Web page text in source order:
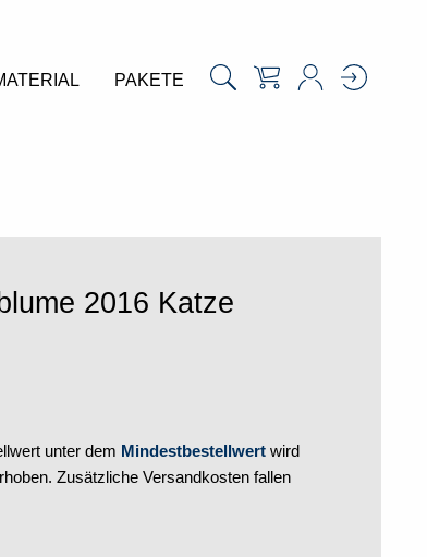
PAKETE
2016 Katze
unter dem Mindestbestellwert wird
Zusätzliche Versandkosten fallen